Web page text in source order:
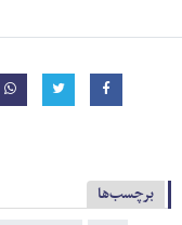
برچسب‌ها